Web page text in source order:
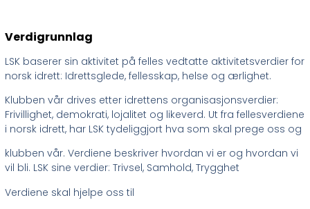
Verdigrunnlag
LSK baserer sin aktivitet på felles vedtatte aktivitetsverdier for
norsk idrett: Idrettsglede, fellesskap, helse og ærlighet.
Klubben vår drives etter idrettens organisasjonsverdier:
Frivillighet, demokrati, lojalitet og likeverd. Ut fra fellesverdiene
i norsk idrett, har LSK tydeliggjort hva som skal prege oss og
klubben vår. Verdiene beskriver hvordan vi er og hvordan vi
vil bli. LSK sine verdier: Trivsel, Samhold, Trygghet
Verdiene skal hjelpe oss til